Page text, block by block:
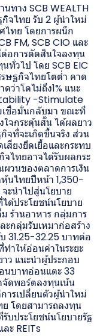
ทาง SCB WEALTH
จไทย รับ 2 ผู้นำใหม่
ไทย โดยการผนึก
FM, SCB CIO และ
อการตัดสินใจลงทุน
ทั่วไป โดย SCB EIC
ษฐกิจไทยโตต่ำ คาด
ว่าโตไม่ถึง1% แนะ
-Stimulate
เชื่อมั่นกลับมา ขณะที่
จกระตุ้นสั้น ได้ผลยาว
จที่จะเกิดขึ้นจริง ส่วน
สี่ยงยืดเยื้อและกระทบ
จไทยอาจได้รับผลกระ
วนของตลาดการเงิน
นไทยปีหน้า 1,350-
ะนำไปสู่นโยบาย
ด้ประโยชน์นโยบาย
ร้านอาหาร กลุ่มการ
ะกลุ่มรับเหมาก่อสร้าง
31.25-32.25 บาทต่อ
ำให้อ่อนค่าในระยะ
ว แนะนำผู้ประกอบ
นบาทอ่อนแตะ 33
ดพอร์ตลงทุนเน้น
ารเปลี่ยนตัวผู้นำใหม่
โดยสามารถลงทุน
บประโยชน์นโยบายรัฐ
ะ REITs